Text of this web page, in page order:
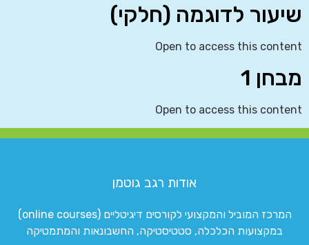
שיעור לדוגמה (חלקי)
Open to access this content
מבחן 1
Open to access this content
אודות רגב גוטמן
המרכז המוביל והמקצועי לקורסים דיגיטליים (online courses)
במקצועות הכלכלה, סטטיסטיקה, החשבונאות והמתמטיקה